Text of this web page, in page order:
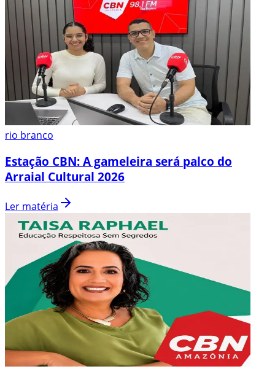
rio branco
Estação CBN: A gameleira será palco do
Arraial Cultural 2026
Ler matéria